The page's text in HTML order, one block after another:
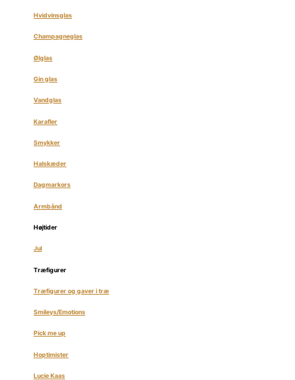
Hvidvinsglas
Champagneglas
Ølglas
Gin glas
Vandglas
Karafler
Smykker
Halskæder
Dagmarkors
Armbånd
Højtider
Jul
Træfigurer
Træfigurer og gaver i træ
Smileys/Emotions
Pick me up
Hoptimister
Lucie Kaas